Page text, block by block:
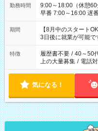
勤務時間
9:00～18:00（休憩60分） ■ご希望があれば下記シフ
早番 7:00～16:00 遅番
と休みを合わせたい
「できれば残業はし
ね。 ※Wワーク希望の方へ 今ご覧のお仕事で希望する勤務時間
と、もう1つのお仕
合は応募できません。
期間
【8月中のスタート
3日後に就業が可能で
特徴 履歴書不要 / 40～50
上の大量募集 / 電話
気になる！